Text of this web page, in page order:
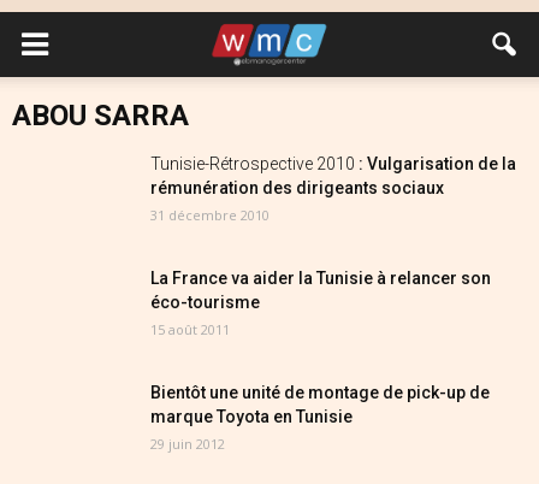
ABOU SARRA
Tunisie-Rétrospective 2010 : Vulgarisation de la
rémunération des dirigeants sociaux
31 décembre 2010
La France va aider la Tunisie à relancer son
éco-tourisme
15 août 2011
Bientôt une unité de montage de pick-up de
marque Toyota en Tunisie
29 juin 2012